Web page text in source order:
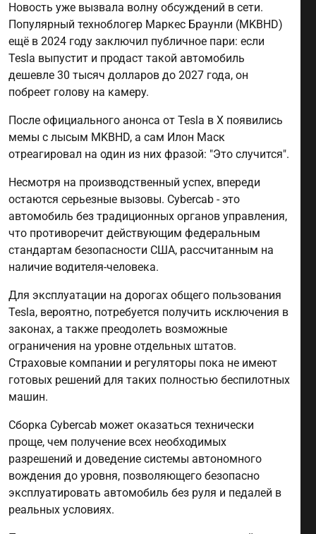
Новость уже вызвала волну обсуждений в сети.
Популярный техноблогер Маркес Браунли (MKBHD)
ещё в 2024 году заключил публичное пари: если
Tesla выпустит и продаст такой автомобиль
дешевле 30 тысяч долларов до 2027 года, он
побреет голову на камеру.
После официального анонса от Tesla в X появились
мемы с лысым MKBHD, а сам Илон Маск
отреагировал на один из них фразой: "Это случится".
Несмотря на производственный успех, впереди
остаются серьезные вызовы. Cybercab - это
автомобиль без традиционных органов управления,
что противоречит действующим федеральным
стандартам безопасности США, рассчитанным на
наличие водителя-человека.
Для эксплуатации на дорогах общего пользования
Tesla, вероятно, потребуется получить исключения в
законах, а также преодолеть возможные
ограничения на уровне отдельных штатов.
Страховые компании и регуляторы пока не имеют
готовых решений для таких полностью беспилотных
машин.
Сборка Cybercab может оказаться технически
проще, чем получение всех необходимых
разрешений и доведение системы автономного
вождения до уровня, позволяющего безопасно
эксплуатировать автомобиль без руля и педалей в
реальных условиях.